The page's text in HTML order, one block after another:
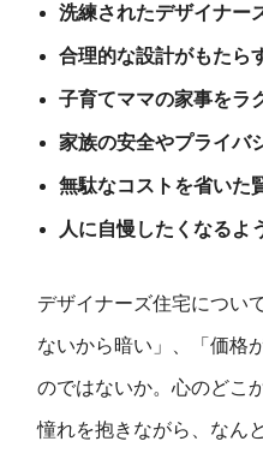
洗練されたデザイナー
合理的な設計がもたら
子育てママの家事をラ
家族の安全やプライバ
無駄なコストを省いた
人に自慢したくなるよ
デザイナーズ住宅につい
ないから暗い」、「価格
のではないか。心のどこ
憧れを抱きながら、なん